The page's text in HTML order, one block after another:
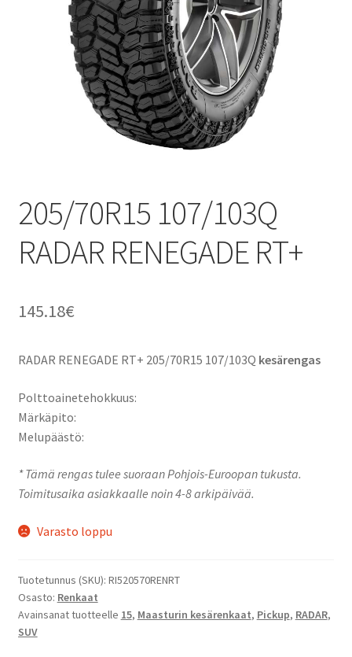
205/70R15 107/103Q
RADAR RENEGADE RT+
145.18€
RADAR RENEGADE RT+ 205/70R15 107/103Q kesärengas
Polttoainetehokkuus:
Märkäpito:
Melupäästö:
* Tämä rengas tulee suoraan Pohjois-Euroopan tukusta.
Toimitusaika asiakkaalle noin 4-8 arkipäivää.
Varasto loppu
Tuotetunnus (SKU): RI520570RENRT
Osasto: Renkaat
Avainsanat tuotteelle 15, Maasturin kesärenkaat, Pickup, RADAR,
SUV